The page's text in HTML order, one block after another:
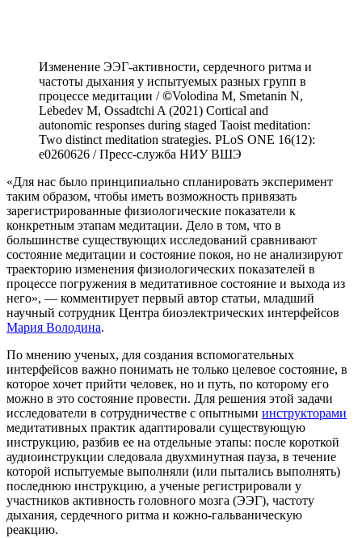
Изменение ЭЭГ-активности, сердечного ритма и
частоты дыхания у испытуемых разных групп в
процессе медитации /©Volodina M, Smetanin N,
Lebedev M, Ossadtchi A (2021) Cortical and
autonomic responses during staged Taoist meditation:
Two distinct meditation strategies. PLoS ONE 16(12):
e0260626 / Пресс-служба НИУ ВШЭ
«Для нас было принципиально спланировать эксперимент
таким образом, чтобы иметь возможность привязать
зарегистрированные физиологические показатели к
конкретным этапам медитации. Дело в том, что в
большинстве существующих исследований сравнивают
состояние медитации и состояние покоя, но не анализируют
траекторию изменения физиологических показателей в
процессе погружения в медитативное состояние и выхода из
него», — комментирует первый автор статьи, младший
научный сотрудник Центра биоэлектрических интерфейсов
Мария Володина.
По мнению ученых, для создания вспомогательных
интерфейсов важно понимать не только целевое состояние, в
которое хочет прийти человек, но и путь, по которому его
можно в это состояние провести. Для решения этой задачи
исследователи в сотрудничестве с опытными инструкторами
медитативных практик адаптировали существующую
инструкцию, разбив ее на отдельные этапы: после короткой
аудиоинструкции следовала двухминутная пауза, в течение
которой испытуемые выполняли (или пытались выполнять)
последнюю инструкцию, а ученые регистрировали у
участников активность головного мозга (ЭЭГ), частоту
дыхания, сердечного ритма и кожно-гальваническую
реакцию.